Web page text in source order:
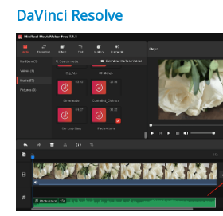
DaVinci Resolve